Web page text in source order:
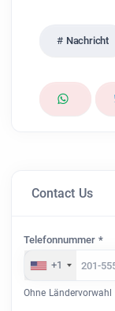
Nachricht
Contact Us
Telefonnummer *
+1
Ohne Ländervorwahl